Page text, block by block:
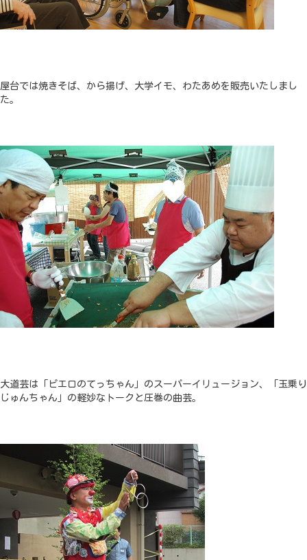
屋台では焼きそば、から揚げ、大学イモ、わたあめを販売いたしまし
た。
大道芸は「ピエロのてっちゃん」のスーパーイリュージョン、「玉乗り
じゅんちゃん」の軽妙なトークと圧巻の曲芸。